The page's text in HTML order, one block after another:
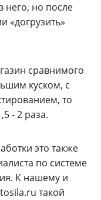
него, но после
«догрузить»
сравнимого
куском, с
то
- 2 раза.
это также
по системе
К нашему и
такой